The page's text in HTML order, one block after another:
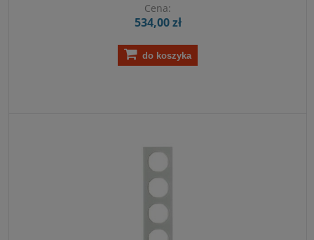
Cena:
534,00 zł
do koszyka